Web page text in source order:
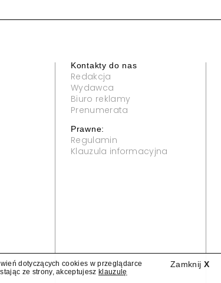
Kontakty do nas
Redakcja
Wydawca
Biuro reklamy
Prenumerata
Prawne:
Regulamin
Klauzula informacyjna
Zamknij X
dotyczących cookies w przeglądarce
ze strony, akceptujesz klauzulę